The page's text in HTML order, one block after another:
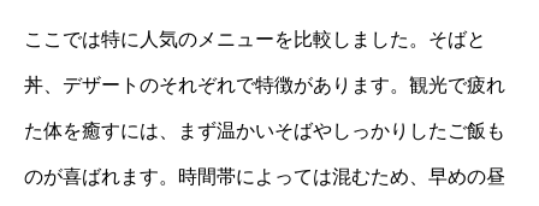
ここでは特に人気のメニューを比較しました。そばと
丼、デザートのそれぞれで特徴があります。観光で疲れ
た体を癒すには、まず温かいそばやしっかりしたご飯も
のが喜ばれます。時間帯によっては混むため、早めの昼